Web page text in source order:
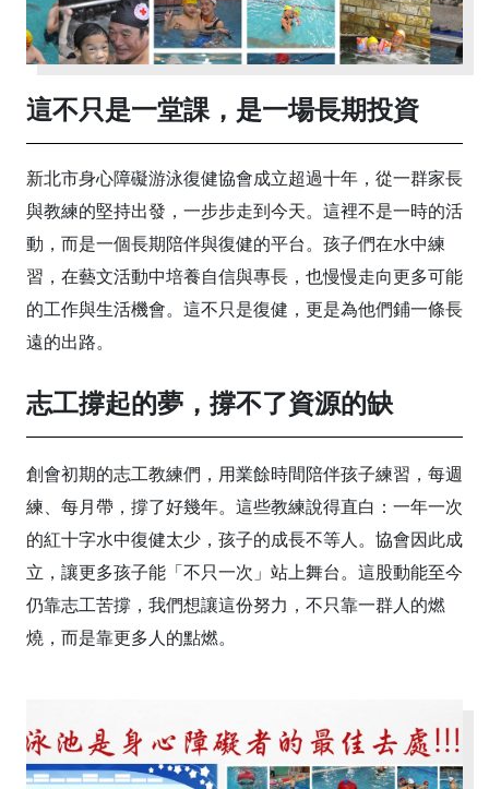
這不只是一堂課，是一場長期投資
新北市身心障礙游泳復健協會成立超過十年，從一群家長
與教練的堅持出發，一步步走到今天。這裡不是一時的活
動，而是一個長期陪伴與復健的平台。孩子們在水中練
習，在藝文活動中培養自信與專長，也慢慢走向更多可能
的工作與生活機會。這不只是復健，更是為他們鋪一條長
遠的出路。
志工撐起的夢，撐不了資源的缺
創會初期的志工教練們，用業餘時間陪伴孩子練習，每週
練、每月帶，撐了好幾年。這些教練說得直白：一年一次
的紅十字水中復健太少，孩子的成長不等人。協會因此成
立，讓更多孩子能「不只一次」站上舞台。這股動能至今
仍靠志工苦撐，我們想讓這份努力，不只靠一群人的燃
燒，而是靠更多人的點燃。